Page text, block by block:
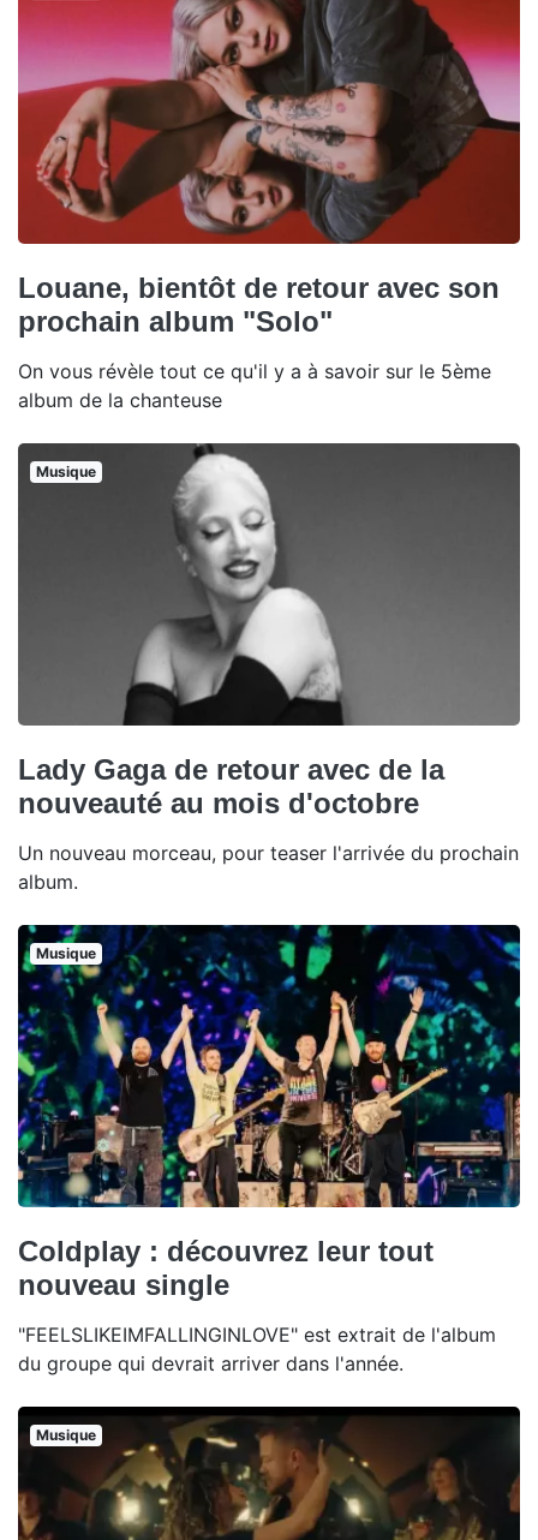
Louane, bientôt de retour avec son
prochain album "Solo"
On vous révèle tout ce qu'il y a à savoir sur le 5ème
album de la chanteuse
Musique
Lady Gaga de retour avec de la
nouveauté au mois d'octobre
Un nouveau morceau, pour teaser l'arrivée du prochain
album.
Musique
Coldplay : découvrez leur tout
nouveau single
"FEELSLIKEIMFALLINGINLOVE" est extrait de l'album
du groupe qui devrait arriver dans l'année.
Musique